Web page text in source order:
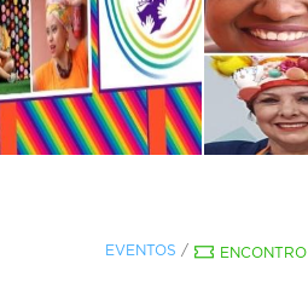
EVENTOS / ENCONTRO